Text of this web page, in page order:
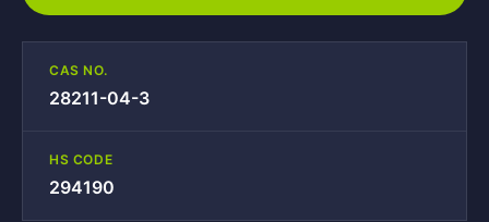
CAS NO.
28211-04-3
HS CODE
294190